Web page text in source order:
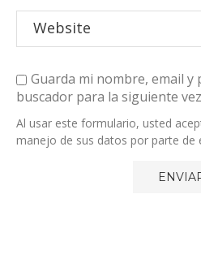
Guarda mi nombre, email y
buscador para la siguiente
Al usar este formulario, usted
manejo de sus datos por parte de